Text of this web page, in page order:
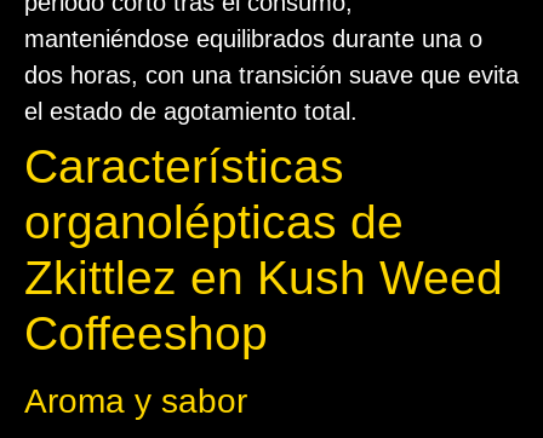
manteniéndose equilibrados durante una o
dos horas, con una transición suave que evita
el estado de agotamiento total.
Características
organolépticas de
Zkittlez en Kush Weed
Coffeeshop
Aroma y sabor